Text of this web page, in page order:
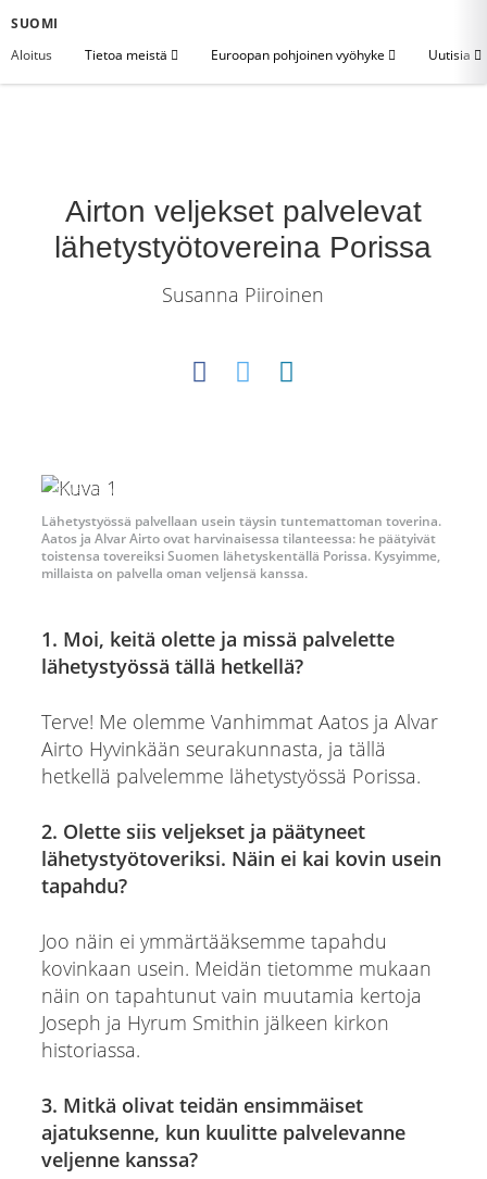
SUOMI
Aloitus
Tietoa meistä Euroopan pohjoinen vyöhyke Uutisia
Airton veljekset palvelevat
lähetystyötovereina Porissa
Susanna Piiroinen
Airtojen kotiarkisto
Lähetystyössä palvellaan usein täysin tuntemattoman toverina.
Aatos ja Alvar Airto ovat harvinaisessa tilanteessa: he päätyivät
toistensa tovereiksi Suomen lähetyskentällä Porissa. Kysyimme,
millaista on palvella oman veljensä kanssa.
1. Moi, keitä olette ja missä palvelette
lähetystyössä tällä hetkellä?
Terve! Me olemme Vanhimmat Aatos ja Alvar
Airto Hyvinkään seurakunnasta, ja tällä
hetkellä palvelemme lähetystyössä Porissa.
2. Olette siis veljekset ja päätyneet
lähetystyötoveriksi. Näin ei kai kovin usein
tapahdu?
Joo näin ei ymmärtääksemme tapahdu
kovinkaan usein. Meidän tietomme mukaan
näin on tapahtunut vain muutamia kertoja
Joseph ja Hyrum Smithin jälkeen kirkon
historiassa.
3. Mitkä olivat teidän ensimmäiset
ajatuksenne, kun kuulitte palvelevanne
veljenne kanssa?